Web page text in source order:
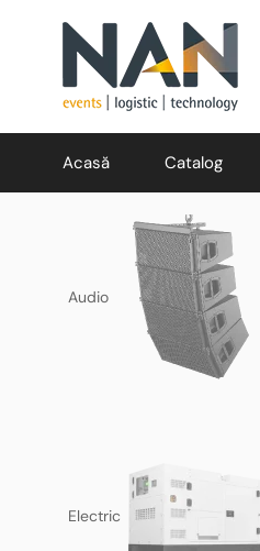
Acasă Catalog
Audio
Electric